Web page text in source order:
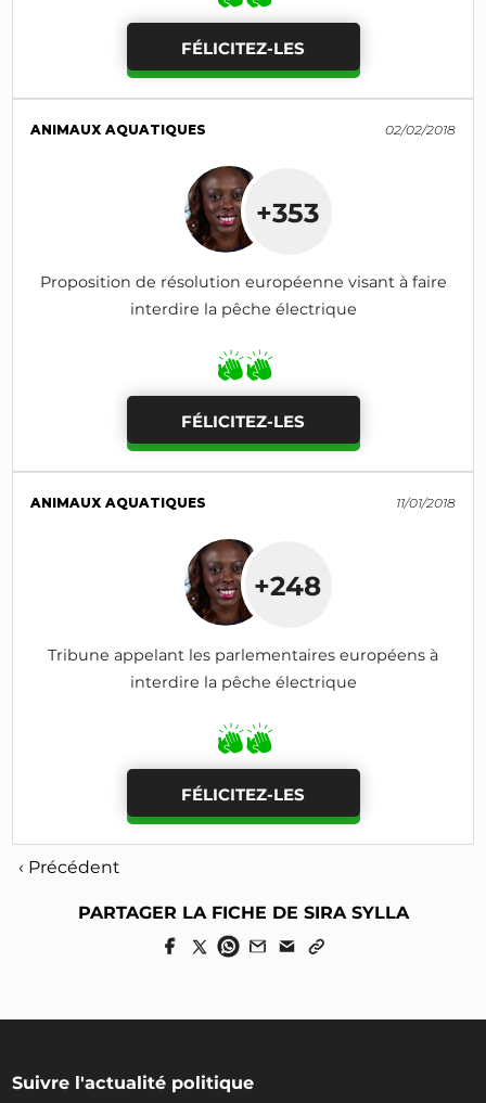
FÉLICITEZ-LES
ANIMAUX AQUATIQUES 02/02/2018
+353
Proposition de résolution européenne visant à faire
interdire la pêche électrique
FÉLICITEZ-LES
ANIMAUX AQUATIQUES 11/01/2018
+248
Tribune appelant les parlementaires européens à
interdire la pêche électrique
FÉLICITEZ-LES
‹ Précédent
PARTAGER LA FICHE DE SIRA SYLLA
Suivre l'actualité politique